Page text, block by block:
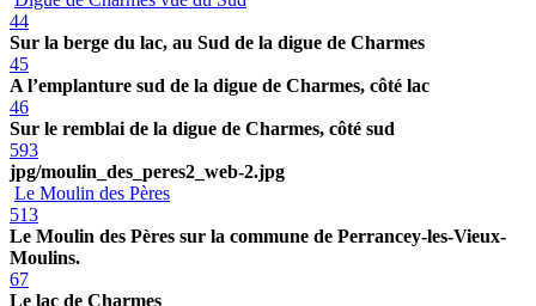
44
Sur la berge du lac, au Sud de la digue de Charmes
45
A l’emplanture sud de la digue de Charmes, côté lac
46
Sur le remblai de la digue de Charmes, côté sud
593
jpg/moulin_des_peres2_web-2.jpg
Le Moulin des Pères
513
Le Moulin des Pères sur la commune de Perrancey-les-Vieux-
Moulins.
67
Le lac de Charmes